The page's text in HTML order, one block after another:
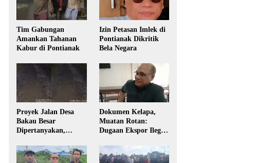
Tim Gabungan
Amankan Tahanan
Kabur di Pontianak
Izin Petasan Imlek di
Pontianak Dikritik
Bela Negara
Proyek Jalan Desa
Bakau Besar
Dipertanyakan,
dan Transparansi
Pelaksanaan
Dokumen Kelapa,
Muatan Rotan:
Dugaan Ekspor Ilegal
Publik Kalbar